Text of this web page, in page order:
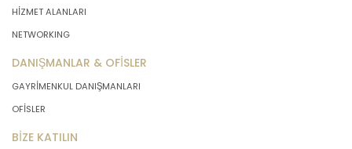
HİZMET ALANLARI
NETWORKING
DANIŞMANLAR & OFİSLER
GAYRİMENKUL DANIŞMANLARI
OFİSLER
BİZE KATILIN